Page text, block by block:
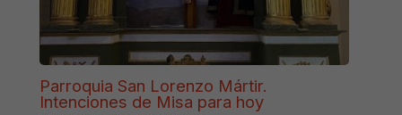
Parroquia San Lorenzo Mártir.
Intenciones de Misa para hoy